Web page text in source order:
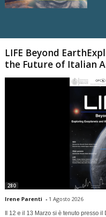
LIFE Beyond
the Future of Italian
280
Irene Parenti - 1 Agosto 2026
Il 12 e il 13 Marzo si è tenuto presso